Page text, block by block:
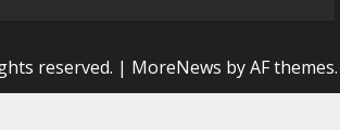
reserved. | MoreNews by AF themes.